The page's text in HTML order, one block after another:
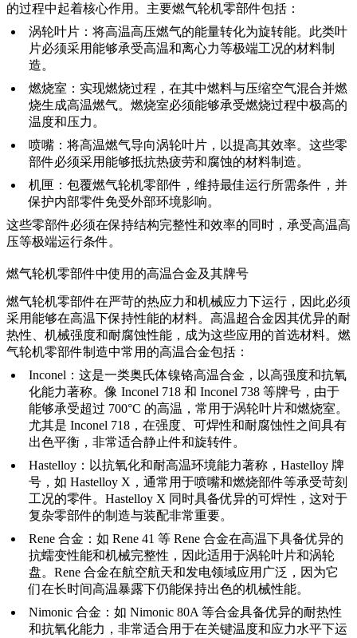
的过程中起着核心作用。主要燃气轮机零部件包括：
涡轮叶片 ：将高温高压燃气的能量转化为旋转能。此类叶
片必须采用能够承受高温和离心力等极端工况的材料制
造。
燃烧室 ：实现燃烧过程，在其中燃料与压缩空气混合并燃
烧生成高温燃气。燃烧室必须能够承受燃烧过程中极高的
温度和压力。
喷嘴 ：将高温燃气导向涡轮叶片，以提高其效率。这些零
部件必须采用能够抵抗热疲劳和腐蚀的材料制造。
机匣 ：包覆燃气轮机零部件，维持最佳运行所需条件，并
保护内部零件免受外部环境影响。
这些零部件必须在保持结构完整性和效率的同时，承受高温高
压等极端运行条件。
燃气轮机零部件中使用的高温合金及其牌号
燃气轮机零部件在严苛的热应力和机械应力下运行，因此必须
采用能够在高温下保持性能的材料。 高温超合金因其优异的耐
热性、机械强度和耐腐蚀性能，成为这些应用的首选材料。燃
气轮机零部件制造中常用的高温合金包括：
Inconel ：这是一类奥氏体镍铬高温合金，以高强度和抗氧
化能力著称。像 Inconel 718 和 Inconel 738 等牌号，由于
能够承受超过 700°C 的高温，常用于涡轮叶片和燃烧室。
尤其是 Inconel 718，在强度、可焊性和耐腐蚀性之间具有
出色平衡，非常适合静止件和旋转件。
Hastelloy ：以抗氧化和耐高温环境能力著称， Hastelloy 牌
号 ，如 Hastelloy X， 通常用于喷嘴和燃烧部件等承受苛刻
工况的零件。Hastelloy X 同时具备优异的可焊性，这对于
复杂零部件的制造与装配非常重要。
Rene 合金 ：如 Rene 41 等 Rene 合金在高温下具备优异的
抗蠕变性能和机械完整性，因此适用于涡轮叶片和涡轮
盘。Rene 合金在航空航天和发电领域应用广泛，因为它
们在长时间高温暴露下仍能保持出色的机械性能。
Nimonic 合金 ：如 Nimonic 80A 等合金具备优异的耐热性
和抗氧化能力，非常适合用于在关键温度和应力水平下运